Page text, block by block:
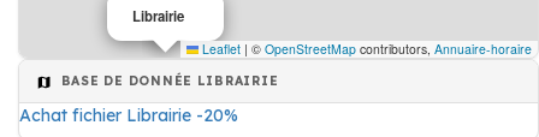
Librairie
Leaflet | © OpenStreetMap contributors, Annuaire-horaire
BASE DE DONNÉE LIBRAIRIE
Achat fichier Librairie -20%